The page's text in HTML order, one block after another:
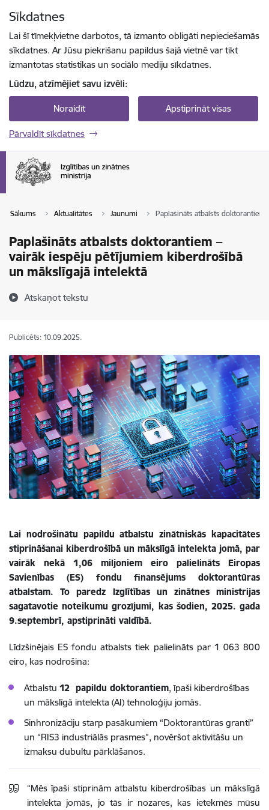
Sīkdatnes
Lai šī tīmekļvietne darbotos, tā izmanto obligāti nepieciešamās
sīkdatnes. Ar Jūsu piekrišanu papildus šajā vietnē var tikt
izmantotas statistikas un sociālo mediju sīkdatnes.
Lūdzu, atzīmējiet savu izvēli:
Noraidīt Apstiprināt visas
Pārvaldīt sīkdatnes
Sākums Aktualitātes Jaunumi Paplašināts atbalsts
Paplašināts atbalsts doktorantiem –
vairāk iespēju pētījumiem kiberdrošībā
un mākslīgajā intelektā
Atskaņot tekstu
Publicēts: 10.09.2025.
Lai nodrošinātu papildu atbalstu zinātniskās kapacitātes
stiprināšanai kiberdrošībā un mākslīgā intelekta jomā, par
vairāk nekā 1,06 miljoniem eiro palielināts Eiropas
Savienības (ES) fondu finansējums doktorantūras
atbalstam. To paredz Izglītības un zinātnes ministrijas
sagatavotienoteikumu grozījumi, kas šodien, 2025. gada
9.septembrī, apstiprināti valdībā.
Līdzšinējais ES fondu atbalsts tiek palielināts par 1 063 800
eiro, kas nodrošina:
Atbalstu 12 papildu doktorantiem, īpaši kiberdrošības
un mākslīgā intelekta (AI) tehnoloģiju jomās.
Sinhronizāciju starp pasākumiem “Doktorantūras granti”
un “RIS3 industriālās prasmes”, novēršot aktivitāšu un
izmaksu dubultu pārklāšanos.
“Mēs īpaši stiprinām atbalstu kiberdrošības un mākslīgā
intelekta jomās, jo tās ir nozares, kas ietekmēs mūsu